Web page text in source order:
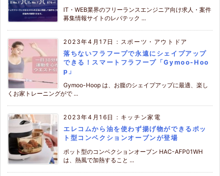
IT・WEB業界のフリーランスエンジニア向け求人・案件
募集情報サイトのレバテック ...
2023年4月17日 : スポーツ・アウトドア
落ちないフラフープで永遠にシェイプアップ
できる！スマートフラフープ「Gymoo-Hoo
p」
Gymoo-Hoop は、お腹のシェイプアップに最適、楽し
くお家トレーニングがで ...
2023年4月16日 : キッチン家電
エレコムから油を使わず揚げ物ができるポッ
ト型コンベクションオーブンが登場
ポット型のコンベクションオーブン HAC-AFP01WH
は、熱風で加熱すること ...